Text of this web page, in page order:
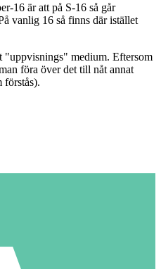
16 är att på S-16 så går
vanlig 16 så finns där istället
"uppvisnings" medium. Eftersom
föra över det till nåt annat
förstås).